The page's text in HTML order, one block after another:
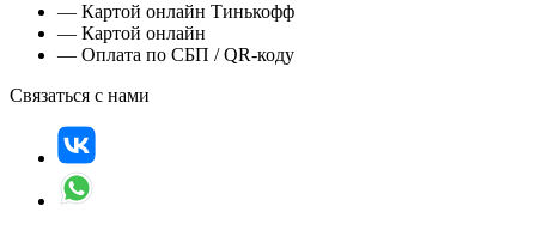
— Картой онлайн Тинькофф
— Картой онлайн
— Оплата по СБП / QR-коду
Связаться с нами